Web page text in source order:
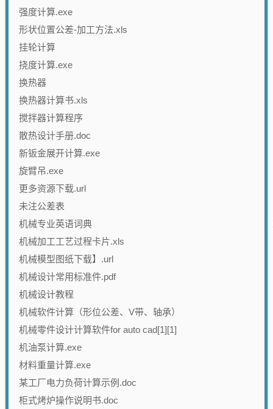
强度计算.exe
形状位置公差-加工方法.xls
挂轮计算
挠度计算.exe
换热器
换热器计算书.xls
搅拌器计算程序
散热设计手册.doc
新钣金展开计算.exe
旋臂吊.exe
更多资源下载.url
未注公差表
机械专业英语词典
机械加工工艺过程卡片.xls
机械模型图纸下载】.url
机械设计常用标准件.pdf
机械设计教程
机械软件计算（形位公差、V带、轴承）
机械零件设计计算软件for auto cad[1][1]
机油泵计算.exe
材料重量计算.exe
某工厂电力负荷计算示例.doc
柜式烤炉操作说明书.doc